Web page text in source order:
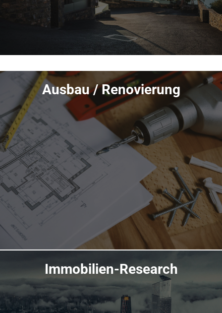
Übersicht
Ausbau / Renovierung
Immobilien-Research